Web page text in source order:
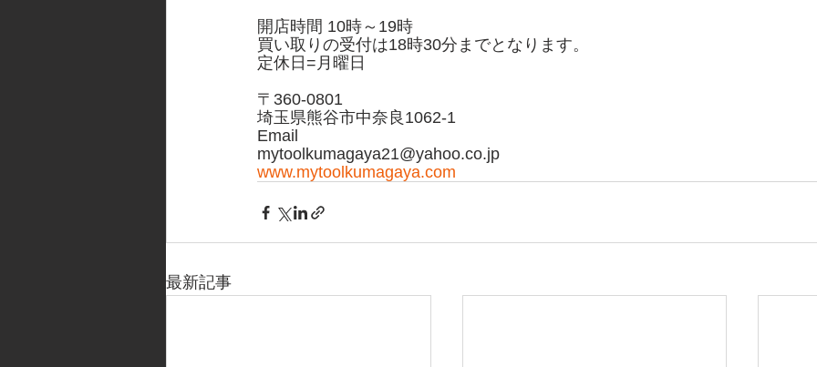
開店時間 10時～19時
買い取りの受付は18時30分までとなります。
定休日=月曜日
〒360-0801
埼玉県熊谷市中奈良1062-1
Email
mytoolkumagaya21@yahoo.co.jp
www.mytoolkumagaya.com
最新記事